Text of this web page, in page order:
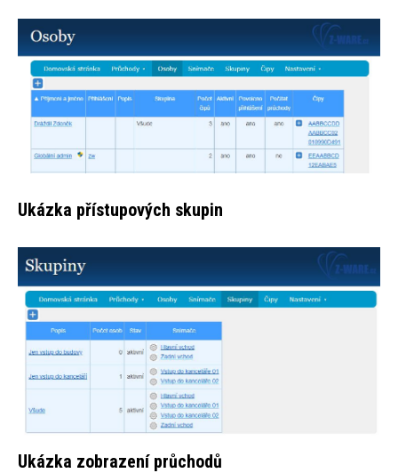
Ukázka přístupových skupin
Ukázka zobrazení průchodů